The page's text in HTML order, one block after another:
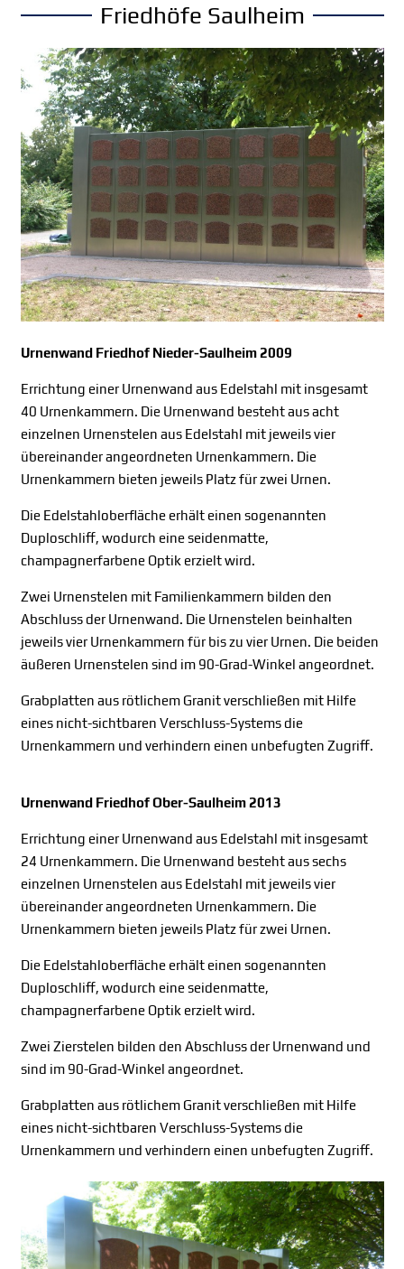
Friedhöfe Saulheim
Urnenwand Friedhof Nieder-Saulheim 2009
Errichtung einer Urnenwand aus Edelstahl mit insgesamt
40 Urnenkammern. Die Urnenwand besteht aus acht
einzelnen Urnenstelen aus Edelstahl mit jeweils vier
übereinander angeordneten Urnenkammern. Die
Urnenkammern bieten jeweils Platz für zwei Urnen.
Die Edelstahloberfläche erhält einen sogenannten
Duploschliff, wodurch eine seidenmatte,
champagnerfarbene Optik erzielt wird.
Zwei Urnenstelen mit Familienkammern bilden den
Abschluss der Urnenwand. Die Urnenstelen beinhalten
jeweils vier Urnenkammern für bis zu vier Urnen. Die beiden
äußeren Urnenstelen sind im 90-Grad-Winkel angeordnet.
Grabplatten aus rötlichem Granit verschließen mit Hilfe
eines nicht-sichtbaren Verschluss-Systems die
Urnenkammern und verhindern einen unbefugten Zugriff.
Urnenwand Friedhof Ober-Saulheim 2013
Errichtung einer Urnenwand aus Edelstahl mit insgesamt
24 Urnenkammern. Die Urnenwand besteht aus sechs
einzelnen Urnenstelen aus Edelstahl mit jeweils vier
übereinander angeordneten Urnenkammern. Die
Urnenkammern bieten jeweils Platz für zwei Urnen.
Die Edelstahloberfläche erhält einen sogenannten
Duploschliff, wodurch eine seidenmatte,
champagnerfarbene Optik erzielt wird.
Zwei Zierstelen bilden den Abschluss der Urnenwand und
sind im 90-Grad-Winkel angeordnet.
Grabplatten aus rötlichem Granit verschließen mit Hilfe
eines nicht-sichtbaren Verschluss-Systems die
Urnenkammern und verhindern einen unbefugten Zugriff.